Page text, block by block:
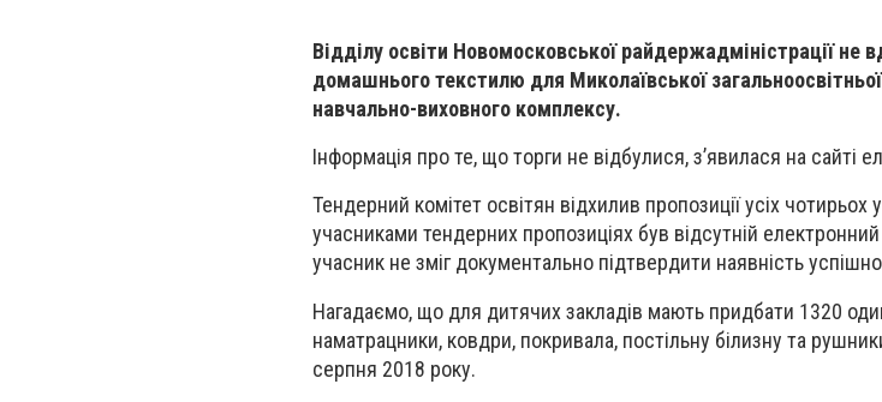
Відділу освіти Новомосковської райдержадміністрації не
домашнього текстилю для Миколаївської
навчально-виховного комплексу.
Інформація про те, що торги не відбулися, з’явилася на сайті
Тендерний комітет освітян відхилив пропозиції усіх чотирьох
учасниками тендерних пропозиціях був відсутній
учасник не зміг документально підтвердити наявність
Нагадаємо, що для дитячих закладів мають придбати 1320
наматрацники, ковдри, покривала, постільну білизну та
серпня 2018 року.